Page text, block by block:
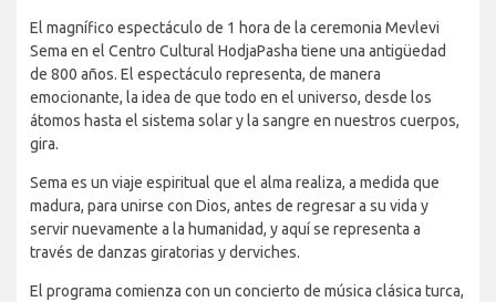
El magnífico espectáculo de 1 hora de la ceremonia Mevlevi
Sema en el Centro Cultural HodjaPasha tiene una antigüedad
de 800 años. El espectáculo representa, de manera
emocionante, la idea de que todo en el universo, desde los
átomos hasta el sistema solar y la sangre en nuestros cuerpos,
gira.
Sema es un viaje espiritual que el alma realiza, a medida que
madura, para unirse con Dios, antes de regresar a su vida y
servir nuevamente a la humanidad, y aquí se representa a
través de danzas giratorias y derviches.
El programa comienza con un concierto de música clásica turca,